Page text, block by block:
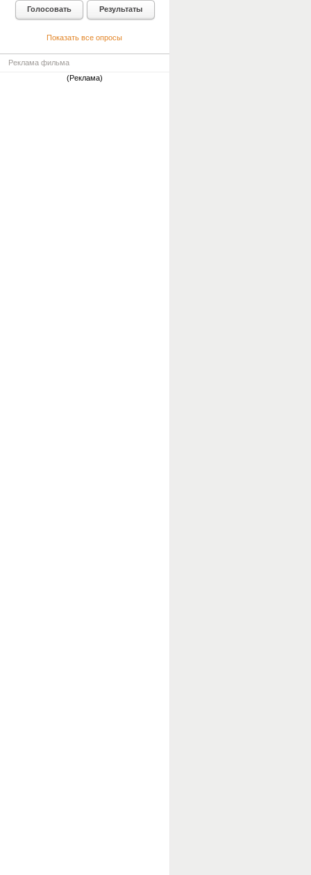
Показать все опросы
Реклама фильма
(Реклама)